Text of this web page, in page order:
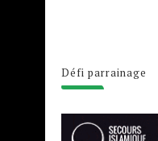
Défi parrainage